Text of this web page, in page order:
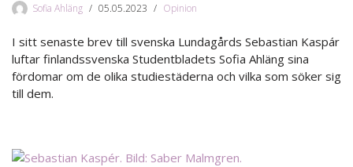
Sofia Ahläng 05.05.2023 Opinion
I sitt senaste brev till svenska Lundagårds Sebastian Kaspár
luftar finlandssvenska Studentbladets Sofia Ahläng sina
fördomar om de olika studiestäderna och vilka som söker sig
till dem.